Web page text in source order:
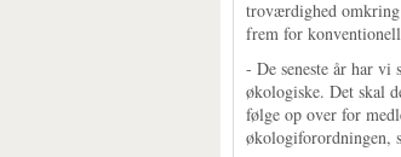
troværdighed
frem for
- De seneste år har
økologiske. Det skal
følge op over for
økologiforordningen,